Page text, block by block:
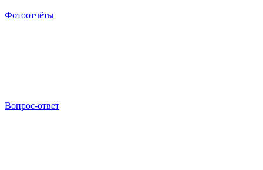
Фотоотчёты
Вопрос-ответ